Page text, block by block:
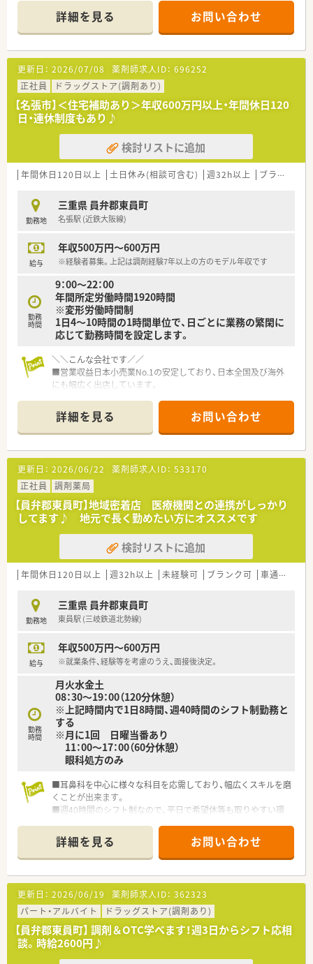
頑張り次第で高給与も可能！
■経験や勤務コースによりますが、経験の少ない方でも500万前
半スタートと業界TOP水準！
■職種や職域に合わせ、豊富な社内研修や外部組織と連携した研
修を用意されています
■薬剤師が中心の会社だからこそ活躍できるキャリアパスが多
種多様に用意されています。
■店舗拡大に伴い、エリアマネジャーや営業部長等のマネジメン
トのポジションも増えます。
■在宅や教育等の専門性を活かせるスペシャリストを目指すこ
とも可能です。
■その他にも、管理部門や商品部門等の本社スタッフなど活動領
域は多種多様です。
■在宅実施店舗は年々増加しており、在宅医療へもしっかりと関
■育児休暇は3歳まで取得が可能で、時短制度は小学5年生まで
時短勤務ができるよう変更予定です。
■年間休日が120日とワークライフバランスが整っています
たくさんあります！
詳細を見る お問い合わせ
更新日： 2026/07/08 薬剤師求人ID： 696252
正社員
ドラッグストア(調剤あり)
【名張市】＜住宅補助あり＞年収600万円以上・年間休日120
日・連休制度もあり♪
検討リストに追加
年間休日120日以上 土日休み(相談可含む) 週32h以上 ブランク可
勤務地
三重県 員弁郡東員町
名張駅 (近鉄大阪線)
給与
年収500万円～600万円
※経験者募集。上記は調剤経験7年以上の方のモデル年収です
勤務
時間
9：00～22：00
年間所定労働時間1920時間
※変形労働時間制
1日4～10時間の1時間単位で、日ごとに業務の繁閑に
応じて勤務時間を設定します。
＼＼こんな会社です／／
■営業収益日本小売業No.1の安定しており、日本全国及び海外
にも幅広く出店しています。
調剤はもちろん、OTCやシニアケア、漢方薬、健康食品といっ
た健康に必要な商品・サービス提供、クリニックの誘致など新た
な取り組みも実施しています。
■年中無休(365日）毎日夜遅くまで処方箋をもってくるという事
もあり、多種多様な処方せんを応需しているため、扱う薬の種類
や対応する医療機関は多岐に渡り幅広い知識・スキルを磨くこと
ができます。
■赤ちゃんからお年寄りまで、地域に暮らす様々な方が訪れる場
所なので、健康相談を通じてセルフメディケーション推進に貢献
でき、カウンセリング力を身につけられる環境です。
■漢方の取り扱いを促進しており、普通の調剤薬局では扱ってい
ない種類の漢方も勉強できます。
■薬剤師としての専門制はもちろん、多様なキャリアを支援する
システムが整っています。
後は、「在宅・企画開発・バイヤー・教育・薬事・調剤サポート」等の
より専門性の高い業務に携わる事も可能です。
■管理薬剤師以降は、自分が進みたいコースにチャレンジできる
告制度、ポイント面談」などを通じて、今後のキャリアや希望を
会社側に伝え新たなキャリア形成する事も可能です。
「98.6％（昨年までの2年間平均）」です。
■育児時短勤務は、最大3時間の時間短縮する事ができ、お子様
が小学校卒業する迄取得が可能です。
■子女教育手当・社宅手当（N・R区分）･住宅助成（N・R区分）など、
プライベートな部分を支援してくれる福利厚生も充実していま
す。
■ショッピングモール内にあるドラッグストア調剤併設店で
す。
■お仕事終わりにお買い物をして帰ることもできます。
■365日開局をしている店舗です。
■勤務は変形労働時間制を採用しています。
■近隣の医療機関から幅広く応需しており、1日の処方箋は100
枚程度です。
■近鉄名張駅から徒歩圏内のため、電車通勤も便利な立地です。
詳細を見る お問い合わせ
更新日： 2026/06/22 薬剤師求人ID： 533170
正社員
調剤薬局
【員弁郡東員町】地域密着店 医療機関との連携がしっかり
してます♪ 地元で長く勤めたい方にオススメです
検討リストに追加
年間休日120日以上 週32h以上 未経験可 ブランク可 車通勤可
勤務地
三重県 員弁郡東員町
東員駅 (三岐鉄道北勢線)
給与
年収500万円～600万円
※就業条件、経験等を考慮のうえ、面接後決定。
勤務
時間
月火水金土
08：30～19：00（120分休憩）
※上記時間内で1日8時間、週40時間のシフト制勤務と
する
※月に1回 日曜当番あり
11：00～17：00（60分休憩）
眼科処方のみ
■耳鼻科を中心に様々な科目を応需しており、幅広くスキルを磨
くことが出来ます。
■週40時間のシフト制なので、平日で希望休等も取りやすい環
詳細を見る お問い合わせ
更新日： 2026/06/19 薬剤師求人ID： 362323
パート・アルバイト
ドラッグストア(調剤あり)
【員弁郡東員町】 調剤＆OTC学べます！週3日からシフト応相
談。時給2600円♪